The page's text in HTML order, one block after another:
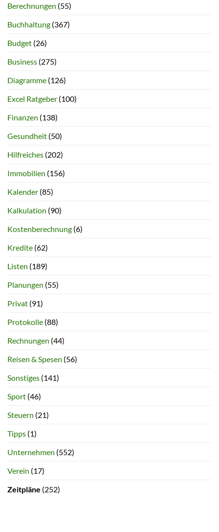
Berechnungen (55)
Buchhaltung (367)
Budget (26)
Business (275)
Diagramme (126)
Excel Ratgeber (100)
Finanzen (138)
Gesundheit (50)
Hilfreiches (202)
Immobilien (156)
Kalender (85)
Kalkulation (90)
Kostenberechnung (6)
Kredite (62)
Listen (189)
Planungen (55)
Privat (91)
Protokolle (88)
Rechnungen (44)
Reisen & Spesen (56)
Sonstiges (141)
Sport (46)
Steuern (21)
Tipps (1)
Unternehmen (552)
Verein (17)
Zeitpläne (252)